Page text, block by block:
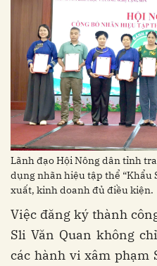
Lãnh đạo Hội Nông dân tỉnh
dụng nhãn hiệu tập thể “Khẩu
xuất, kinh doanh đủ điều kiện.
Việc đăng ký thành
Sli Văn Quan không
các hành vi xâm phạm